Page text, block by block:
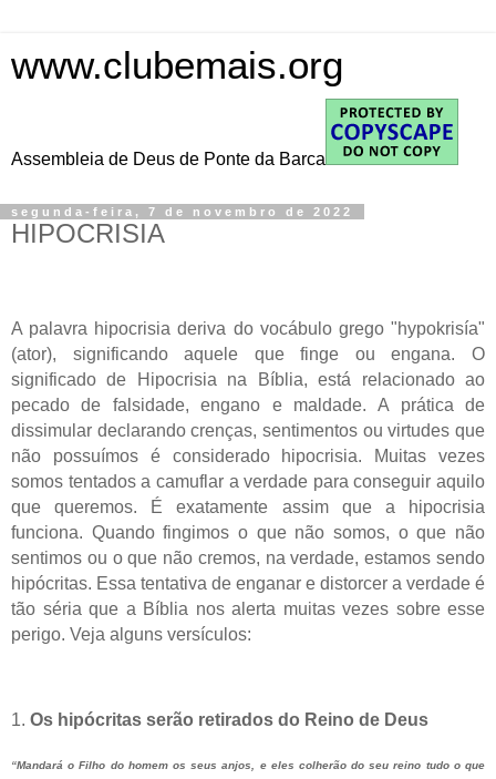
www.clubemais.org
Assembleia de Deus de Ponte da Barca
segunda-feira, 7 de novembro de 2022
HIPOCRISIA
A palavra hipocrisia deriva do vocábulo grego "hypokrisía"
(ator), significando aquele que finge ou engana. O
significado de Hipocrisia na Bíblia, está relacionado ao
pecado de falsidade, engano e maldade.A prática de
dissimular declarando crenças, sentimentos ou virtudes que
não possuímos é considerado hipocrisia. Muitas vezes
somos tentados a camuflar a verdade para conseguir aquilo
que queremos. É exatamente assim que a hipocrisia
funciona. Quando fingimos o que não somos, o que não
sentimos ou o que não cremos, na verdade, estamos sendo
hipócritas. Essa tentativa de enganar e distorcer a verdade é
tão séria que a Bíblia nos alerta muitas vezes sobre esse
perigo. Veja alguns versículos:
1. Os hipócritas serão retirados do Reino de Deus
“Mandará o Filho do homem os seus anjos, e eles colherão do seu reino tudo o que